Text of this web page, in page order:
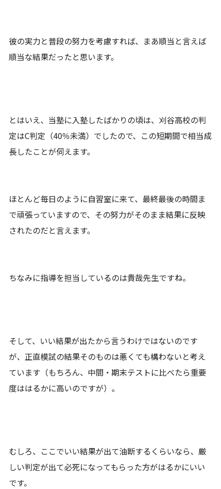
彼の実力と普段の努力を考慮すれば、まあ順当と言えば
順当な結果だったと思います。
とはいえ、当塾に入塾したばかりの頃は、刈谷高校の判
定はC判定（40％未満）でしたので、この短期間で相当成
長したことが伺えます。
ほとんど毎日のように自習室に来て、最終最後の時間ま
で頑張っていますので、その努力がそのまま結果に反映
されたのだと言えます。
ちなみに指導を担当しているのは貴哉先生ですね。
そして、いい結果が出たから言うわけではないのです
が、正直模試の結果そのものは悪くても構わないと考え
ています（もちろん、中間・期末テストに比べたら重要
度ははるかに高いのですが）。
むしろ、ここでいい結果が出て油断するくらいなら、厳
しい判定が出て必死になってもらった方がはるかにいい
です。